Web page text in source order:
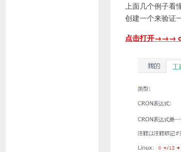
上面几个例子
创建一个来验证
点击打开→→→